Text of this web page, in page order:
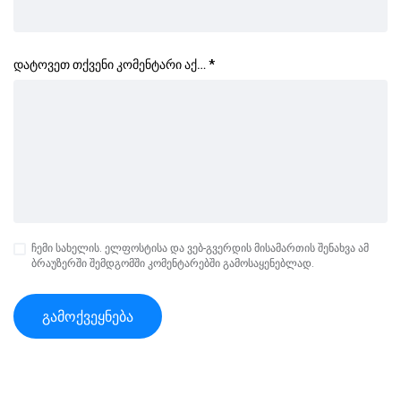
დატოვეთ თქვენი კომენტარი აქ… *
ჩემი სახელის. ელფოსტისა და ვებ-გვერდის მისამართის შენახვა ამ
ბრაუზერში შემდგომში კომენტარებში გამოსაყენებლად.